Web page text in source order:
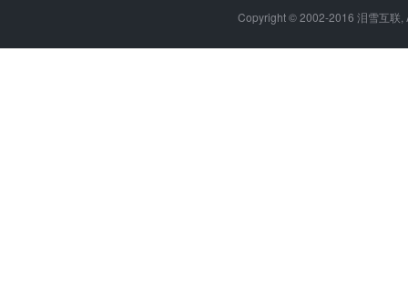
Copyright © 2002-2016 泪雪互